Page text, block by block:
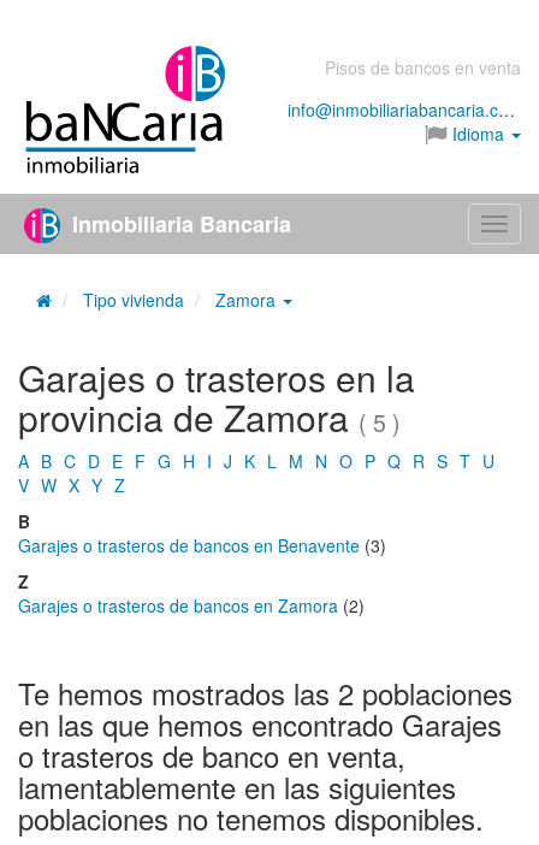
Pisos de bancos en venta
info@inmobiliariabancaria.com
Idioma
Menú
Inmobiliaria Bancaria
Tipo vivienda Zamora
Garajes o trasteros en la
provincia de Zamora ( 5 )
A B C D E F G H I J K L M N O P Q R S T U
V W X Y Z
B
Garajes o trasteros de bancos en Benavente (3)
Z
Garajes o trasteros de bancos en Zamora (2)
Te hemos mostrados las 2 poblaciones
en las que hemos encontrado Garajes
o trasteros de banco en venta,
lamentablemente en las siguientes
poblaciones no tenemos disponibles.